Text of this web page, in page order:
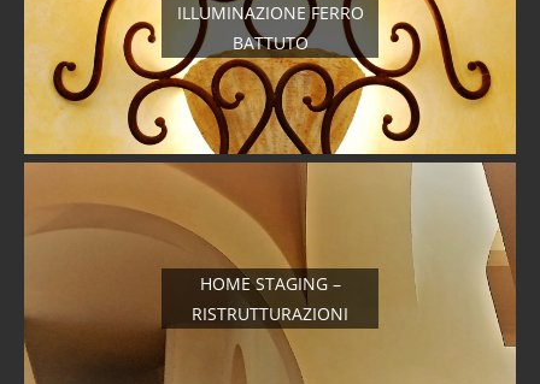
ILLUMINAZIONE FERRO
BATTUTO
HOME STAGING –
RISTRUTTURAZIONI